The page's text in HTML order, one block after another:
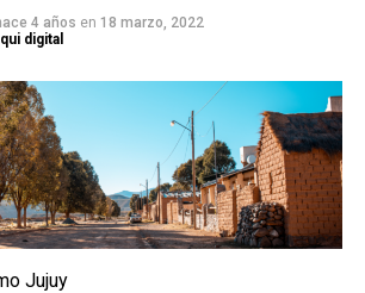
4 años en 18 marzo, 2022
digital
Jujuy